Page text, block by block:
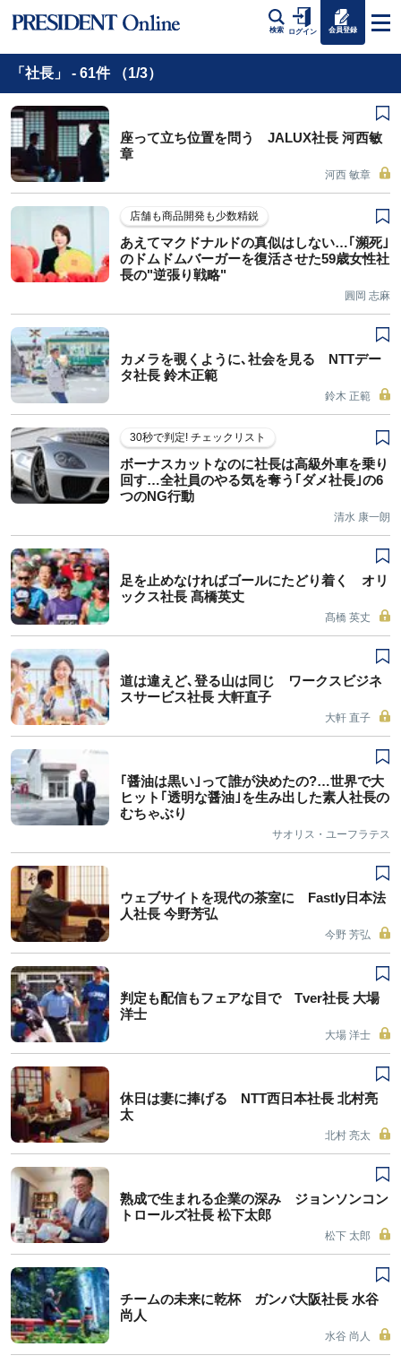
検索 ログイン 会員登録
「社長」 - 61件 （1/3）
座って立ち位置を問う JALUX社長 河西敏
章
河西 敏章
店舗も商品開発も少数精鋭
あえてマクドナルドの真似はしない…｢瀕死｣
のドムドムバーガーを復活させた59歳女性社
長の"逆張り戦略"
圓岡 志麻
カメラを覗くように､社会を見る NTTデー
タ社長 鈴木正範
鈴木 正範
30秒で判定! チェックリスト
ボーナスカットなのに社長は高級外車を乗り
回す…全社員のやる気を奪う｢ダメ社長｣の6
つのNG行動
清水 康一朗
足を止めなければゴールにたどり着く オリ
ックス社長 髙橋英丈
髙橋 英丈
道は違えど､登る山は同じ ワークスビジネ
スサービス社長 大軒直子
大軒 直子
｢醤油は黒い｣って誰が決めたの?…世界で大
ヒット｢透明な醤油｣を生み出した素人社長の
むちゃぶり
サオリス・ユーフラテス
ウェブサイトを現代の茶室に Fastly日本法
人社長 今野芳弘
今野 芳弘
判定も配信もフェアな目で Tver社長 大場
洋士
大場 洋士
休日は妻に捧げる NTT西日本社長 北村亮
太
北村 亮太
熟成で生まれる企業の深み ジョンソンコン
トロールズ社長 松下太郎
松下 太郎
チームの未来に乾杯 ガンバ大阪社長 水谷
尚人
水谷 尚人